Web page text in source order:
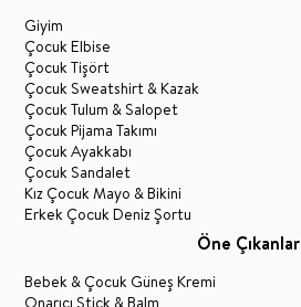
Giyim
Çocuk Elbise
Çocuk Tişört
Çocuk Sweatshirt & Kazak
Çocuk Tulum & Salopet
Çocuk Pijama Takımı
Çocuk Ayakkabı
Çocuk Sandalet
Kız Çocuk Mayo & Bikini
Erkek Çocuk Deniz Şortu
Öne Çıkanlar
Bebek & Çocuk Güneş Kremi
Onarıcı Stick & Balm